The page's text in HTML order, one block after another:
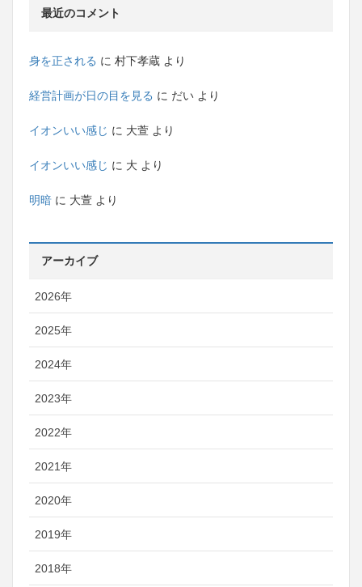
最近のコメント
身を正される に 村下孝蔵 より
経営計画が日の目を見る に だい より
イオンいい感じ に 大萱 より
イオンいい感じ に 大 より
明暗 に 大萱 より
アーカイブ
2026年
2025年
2024年
2023年
2022年
2021年
2020年
2019年
2018年